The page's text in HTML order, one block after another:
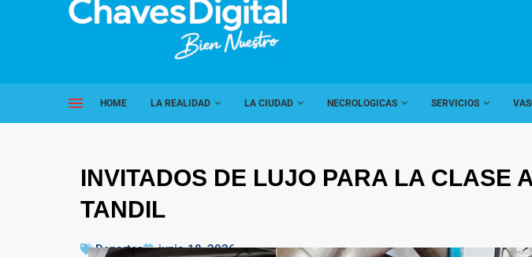
HOME LA REALIDAD LA CIUDAD NECROLOGICAS SERVICIOS
INVITADOS DE LUJO PARA LA CLASE
TANDIL
Deportes junio 18, 2026